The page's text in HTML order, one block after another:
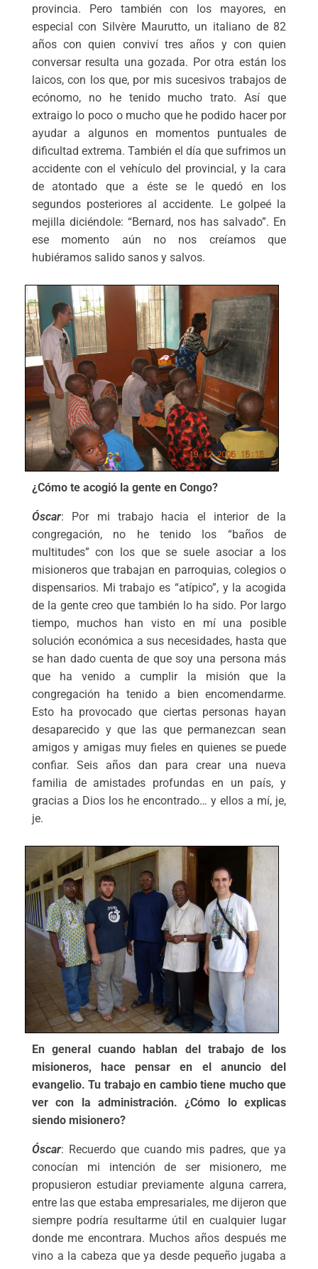
provincia. Pero también con los mayores, en
especial con Silvère Maurutto, un italiano de 82
años con quien conviví tres años y con quien
conversar resulta una gozada. Por otra están los
laicos, con los que, por mis sucesivos trabajos de
ecónomo, no he tenido mucho trato. Así que
extraigo lo poco o mucho que he podido hacer por
ayudar a algunos en momentos puntuales de
dificultad extrema. También el día que sufrimos un
accidente con el vehículo del provincial, y la cara
de atontado que a éste se le quedó en los
segundos posteriores al accidente. Le golpeé la
mejilla diciéndole: “Bernard, nos has salvado”. En
ese momento aún no nos creíamos que
hubiéramos salido sanos y salvos.
¿Cómo te acogió la gente en Congo?
Óscar: Por mi trabajo hacia el interior de la
congregación, no he tenido los “baños de
multitudes” con los que se suele asociar a los
misioneros que trabajan en parroquias, colegios o
dispensarios. Mi trabajo es “atípico”, y la acogida
de la gente creo que también lo ha sido. Por largo
tiempo, muchos han visto en mí una posible
solución económica a sus necesidades, hasta que
se han dado cuenta de que soy una persona más
que ha venido a cumplir la misión que la
congregación ha tenido a bien encomendarme.
Esto ha provocado que ciertas personas hayan
desaparecido y que las que permanezcan sean
amigos y amigas muy fieles en quienes se puede
confiar. Seis años dan para crear una nueva
familia de amistades profundas en un país, y
gracias a Dios los he encontrado… y ellos a mí, je,
je.
En general cuando hablan del trabajo de los
misioneros, hace pensar en el anuncio del
evangelio. Tu trabajo en cambio tiene mucho que
ver con la administración. ¿Cómo lo explicas
siendo misionero?
Óscar: Recuerdo que cuando mis padres, que ya
conocían mi intención de ser misionero, me
propusieron estudiar previamente alguna carrera,
entre las que estaba empresariales, me dijeron que
siempre podría resultarme útil en cualquier lugar
donde me encontrara. Muchos años después me
vino a la cabeza que ya desde pequeño jugaba a